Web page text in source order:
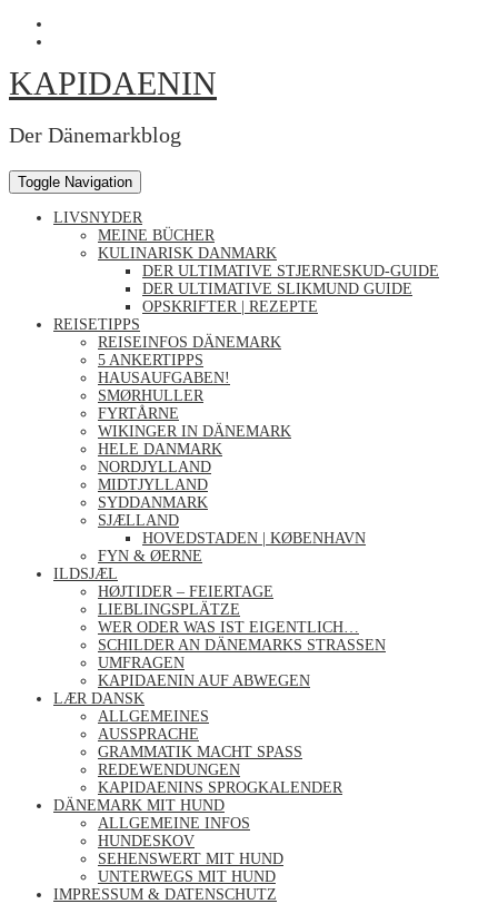
auf
Facebook
kapidaenin
auf
anzeigen
KAPIDAENIN
Der Dänemarkblog
Toggle Navigation
LIVSNYDER
MEINE BÜCHER
KULINARISK DANMARK
DER ULTIMATIVE STJERNESKUD-GUIDE
DER ULTIMATIVE SLIKMUND GUIDE
OPSKRIFTER | REZEPTE
REISETIPPS
REISEINFOS DÄNEMARK
5 ANKERTIPPS
HAUSAUFGABEN!
SMØRHULLER
FYRTÅRNE
WIKINGER IN DÄNEMARK
HELE DANMARK
NORDJYLLAND
MIDTJYLLAND
SYDDANMARK
SJÆLLAND
HOVEDSTADEN | KØBENHAVN
FYN & ØERNE
ILDSJÆL
HØJTIDER – FEIERTAGE
LIEBLINGSPLÄTZE
WER ODER WAS IST EIGENTLICH…
SCHILDER AN DÄNEMARKS STRASSEN
UMFRAGEN
KAPIDAENIN AUF ABWEGEN
LÆR DANSK
ALLGEMEINES
AUSSPRACHE
GRAMMATIK MACHT SPASS
REDEWENDUNGEN
KAPIDAENINS SPROGKALENDER
DÄNEMARK MIT HUND
ALLGEMEINE INFOS
HUNDESKOV
SEHENSWERT MIT HUND
UNTERWEGS MIT HUND
IMPRESSUM & DATENSCHUTZ